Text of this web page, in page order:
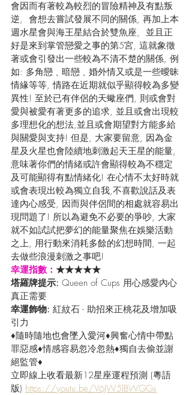
會因而有著較為較烈的冒險精神及有點叛
逆,  會想去嘗試發展不同的關係, 再加上本
週水星會與海王星結合於雙魚座,  並且正
好是來到掌管戀愛之事的第5宮, 這就象徵
著或會引發出一些較為不清不楚的關係, 例
如: 多角戀﹑暗戀﹑婚外情又或是一些曖昧
情緣等等, 情路在近期就似乎顯得較為多變
異性! 至於已有伴侶的天蠍座們, 則或會對
愛與被愛有著更多的追求, 並且或會出現較
多理想化的想法,並且或會期望對方能多給
與關愛與支持! 但是, 大家要留意, 因為金
星及火星也會陸續地刺激起天王星的能量,
意味著你們的情緒或許會顯得較為不穩定
及可能顯得有點情緒化! 在心情不太好時就
或會表現出較為獨立自我,不喜歡說話及表
達內心感受, 因而與伴侶間的相處就容易出
現問題了! 所以為避免不必要的爭吵, 大家
就不如試試把夢幻的能量聚焦在娛樂活動
之上, 用行動來消耗多餘的幻想時間, 一起
去做些浪漫刺激之事吧!
幸運指數： ★★★★★
塔羅牌提示: Queen of Cups 用心感愛內心
真正需要
幸運飾物: 紅紋石 - 助招來正桃花及增加吸
引力
♦隨時隨地也會墜入愛河♦興奮心情中帶點
罪惡感♦情感容易忽冷忽熱♦獨自去偷並謝
絕監管♦
立即線上收看最新12星座運程預測 (粵語
版) https://youtu.be/V6JW5lBWGGs